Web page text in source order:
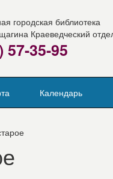
городская библиотека
Краеведческий
57-35-95
Календарь